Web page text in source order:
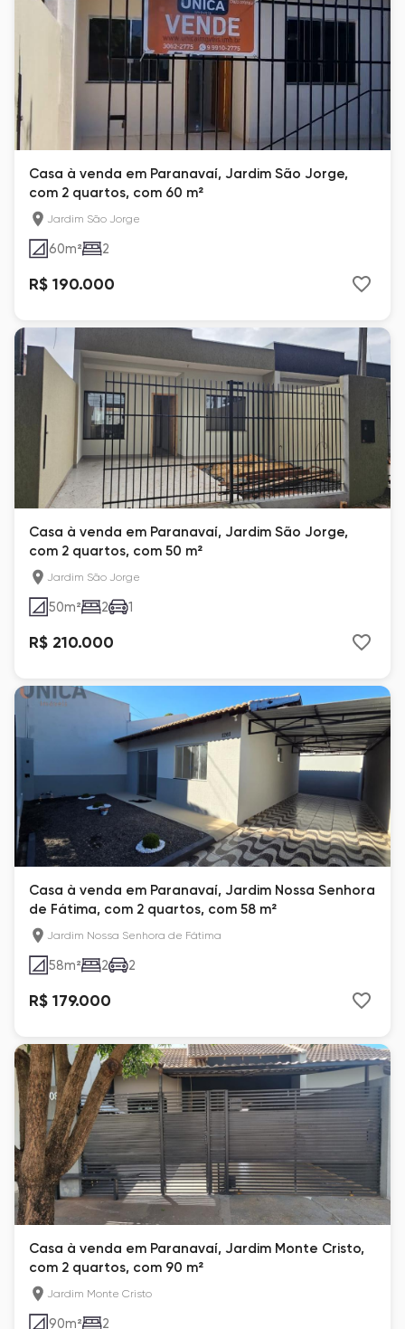
Casa à venda em Paranavaí, Jardim São Jorge,
com 2 quartos, com 60 m²
Jardim São Jorge
60m² 2
R$ 190.000
Casa à venda em Paranavaí, Jardim São Jorge,
com 2 quartos, com 50 m²
Jardim São Jorge
50m² 2 1
R$ 210.000
Casa à venda em Paranavaí, Jardim Nossa Senhora
de Fátima, com 2 quartos, com 58 m²
Jardim Nossa Senhora de Fátima
58m² 2 2
R$ 179.000
Casa à venda em Paranavaí, Jardim Monte Cristo,
com 2 quartos, com 90 m²
Jardim Monte Cristo
90m² 2